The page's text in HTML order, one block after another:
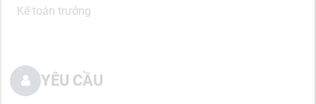
Kế toán trưởng
YÊU CẦU